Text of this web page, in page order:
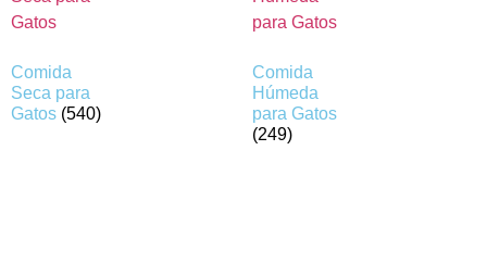
Comida
Seca para
Gatos (540)
Comida
Húmeda
para Gatos
(249)